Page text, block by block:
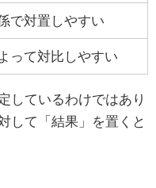
で対置しやすい
って対比しやすい
しているわけではあり
して「結果」を置くと